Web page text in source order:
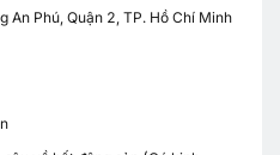
An Phú, Quận 2, TP. Hồ Chí Minh